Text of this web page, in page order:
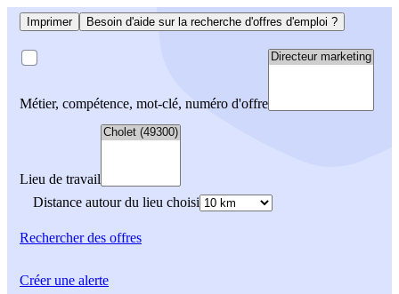
Imprimer Besoin d'aide sur la recherche d'offres d'emploi ?
Métier, compétence, mot-clé, numéro d'offre
Lieu de travail
Distance autour du lieu choisi
Rechercherdes offres
Créer une alerte